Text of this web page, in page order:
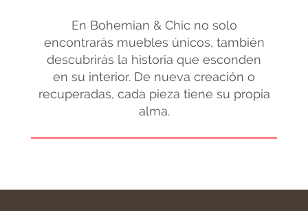
En Bohemian & Chic no solo
encontrarás muebles únicos, también
descubrirás la historia que esconden
en su interior. De nueva creación o
recuperadas, cada pieza tiene su propia
alma.